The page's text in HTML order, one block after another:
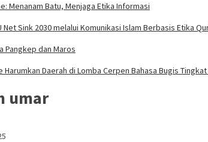
Menanam Batu, Menjaga Etika Informasi
Sink 2030 melalui Komunikasi Islam Berbasis Etika
Pangkep dan Maros
Harumkan Daerah di Lomba Cerpen Bahasa Bugis
umar